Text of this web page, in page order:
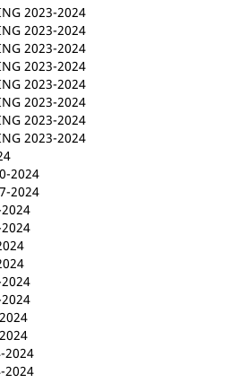
2023-2024
2023-2024
2023-2024
2023-2024
2023-2024
2023-2024
2023-2024
2023-2024
2024
2024
2024
2024